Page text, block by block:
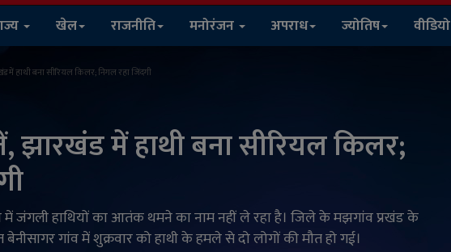
खेल राजनीति मनोरंजन अपराध ज्योतिष वीडियो
में हाथी बना सीरियल किलर; निगल रहा जिंदगी
झारखंड में हाथी बना सीरियल किलर;
जंगली हाथियों का आतंक थमने का नाम नहीं ले रहा है। जिले के मझगांव प्रखंड के
बेनीसागर गांव में शुक्रवार को हाथी के हमले से दो लोगों की मौत हो गई।